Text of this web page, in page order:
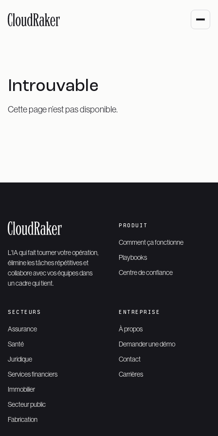
Introuvable
Cette page n’est pas disponible.
L'IA qui fait tourner votre opération,
élimine les tâches répétitives et
collabore avec vos équipes dans
un cadre qui tient.
PRODUIT
Comment ça fonctionne
Playbooks
Centre de confiance
SECTEURS
Assurance
Santé
Juridique
Services financiers
Immobilier
Secteur public
Fabrication
ENTREPRISE
À propos
Demander une démo
Contact
Carrières